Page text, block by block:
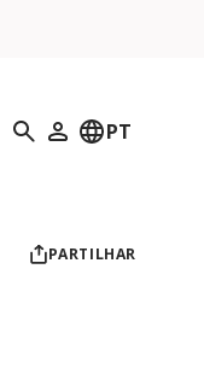
Pesquisar
O meu perfil
PT
PARTILHAR